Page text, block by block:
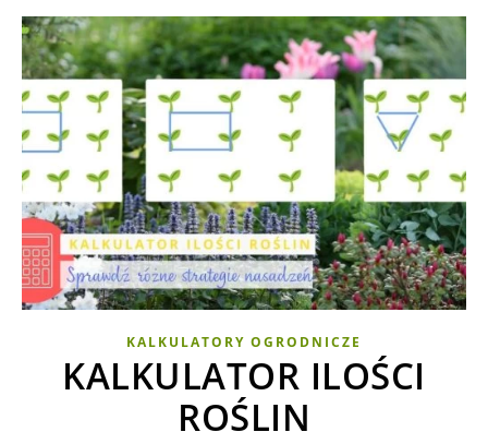
KALKULATORY OGRODNICZE
KALKULATOR ILOŚCI
ROŚLIN